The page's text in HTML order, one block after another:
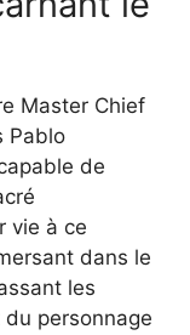
Master Chief
Pablo
de
vie à ce
dans le
les
personnage